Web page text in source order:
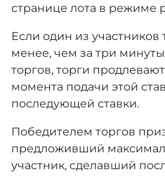
странице лота в режиме
Если один из участников
менее, чем за три
торгов, торги
момента подачи этой
последующей ставки.
Победителем торгов
предложивший
участник, сделавший